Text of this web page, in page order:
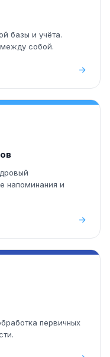
базы и учёта.
между собой.
напоминания и
первичных